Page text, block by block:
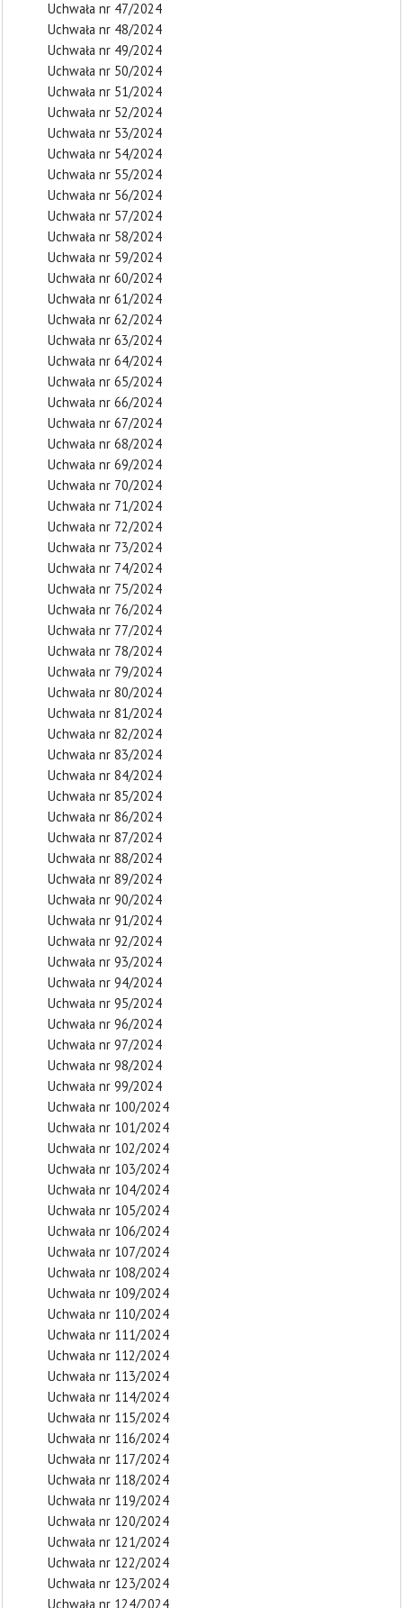
Uchwała nr 47/2024
Uchwała nr 48/2024
Uchwała nr 49/2024
Uchwała nr 50/2024
Uchwała nr 51/2024
Uchwała nr 52/2024
Uchwała nr 53/2024
Uchwała nr 54/2024
Uchwała nr 55/2024
Uchwała nr 56/2024
Uchwała nr 57/2024
Uchwała nr 58/2024
Uchwała nr 59/2024
Uchwała nr 60/2024
Uchwała nr 61/2024
Uchwała nr 62/2024
Uchwała nr 63/2024
Uchwała nr 64/2024
Uchwała nr 65/2024
Uchwała nr 66/2024
Uchwała nr 67/2024
Uchwała nr 68/2024
Uchwała nr 69/2024
Uchwała nr 70/2024
Uchwała nr 71/2024
Uchwała nr 72/2024
Uchwała nr 73/2024
Uchwała nr 74/2024
Uchwała nr 75/2024
Uchwała nr 76/2024
Uchwała nr 77/2024
Uchwała nr 78/2024
Uchwała nr 79/2024
Uchwała nr 80/2024
Uchwała nr 81/2024
Uchwała nr 82/2024
Uchwała nr 83/2024
Uchwała nr 84/2024
Uchwała nr 85/2024
Uchwała nr 86/2024
Uchwała nr 87/2024
Uchwała nr 88/2024
Uchwała nr 89/2024
Uchwała nr 90/2024
Uchwała nr 91/2024
Uchwała nr 92/2024
Uchwała nr 93/2024
Uchwała nr 94/2024
Uchwała nr 95/2024
Uchwała nr 96/2024
Uchwała nr 97/2024
Uchwała nr 98/2024
Uchwała nr 99/2024
Uchwała nr 100/2024
Uchwała nr 101/2024
Uchwała nr 102/2024
Uchwała nr 103/2024
Uchwała nr 104/2024
Uchwała nr 105/2024
Uchwała nr 106/2024
Uchwała nr 107/2024
Uchwała nr 108/2024
Uchwała nr 109/2024
Uchwała nr 110/2024
Uchwała nr 111/2024
Uchwała nr 112/2024
Uchwała nr 113/2024
Uchwała nr 114/2024
Uchwała nr 115/2024
Uchwała nr 116/2024
Uchwała nr 117/2024
Uchwała nr 118/2024
Uchwała nr 119/2024
Uchwała nr 120/2024
Uchwała nr 121/2024
Uchwała nr 122/2024
Uchwała nr 123/2024
Uchwała nr 124/2024